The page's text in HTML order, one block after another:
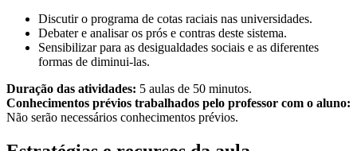
Discutir o programa de cotas raciais nas universidades.
Debater e analisar os prós e contras deste sistema.
Sensibilizar para as desigualdades sociais e as diferentes
formas de diminui-las.
Duração das atividades: 5 aulas de 50 minutos.
Conhecimentos prévios trabalhados pelo professor com o aluno:
Não serão necessários conhecimentos prévios.